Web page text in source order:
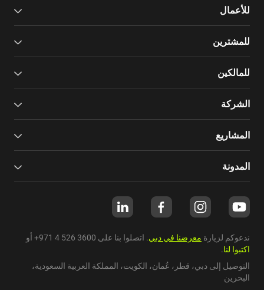
للأعمال
للمشترين
للمالكين
الشركة
المشاريع
المدونة
ندعوكم لزيارة معرضنا في دبي. اتصلوا بنا على +971 4 526 3600 أو
اكتبوا لنا.
التوصيل إلى دبي، قطر ، عُمان، الكويت، المملكة العربية السعودية،
البحرين